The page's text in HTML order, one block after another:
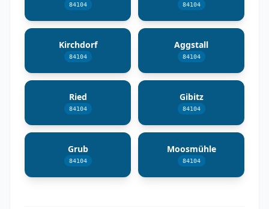
84104 84104
Kirchdorf
84104
Aggstall
84104
Ried
84104
Gibitz
84104
Grub
84104
Moosmühle
84104